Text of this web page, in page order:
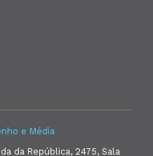
e Média
da República, 2475, Sala